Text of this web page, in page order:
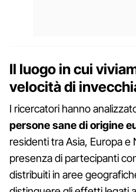
Il luogo in cui
velocità di
I ricercatori hanno
persone sane di origine
residenti tra Asia, Europa e
presenza di partecipanti
distribuiti in aree